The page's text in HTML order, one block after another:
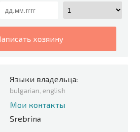
написать хозяину
Языки владельца:
bulgarian, english
Мои контакты
Srebrina